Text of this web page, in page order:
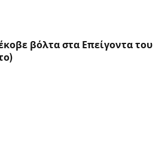
βόλτα στα Επείγοντα του